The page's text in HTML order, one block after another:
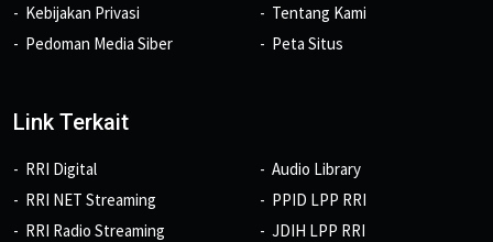
Kebijakan Privasi
Pedoman Media Siber
Tentang Kami
Peta Situs
Link Terkait
RRI Digital
RRI NET Streaming
RRI Radio Streaming
Audio Library
PPID LPP RRI
JDIH LPP RRI